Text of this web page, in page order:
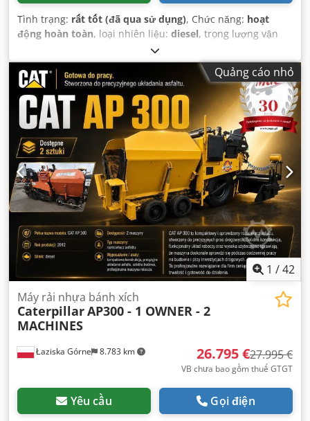
Tình trạng: rất tốt (đã qua sử dụng), Chức năng: hoạt
động hoàn toàn, loại nhiên liệu: diesel, trọng lượng vận
, Năm sản xuất:
h, Thiết bị:dải xích cao su,
Quảng cáo nhỏ
1 /42
Łaziska Górne 8.783 km
Máy rải nhựa bánh xích
CaterpillarAP300 - 1 OWNER - 2
MACHINES
26.795 €27.995 €
VB chưa bao gồm thuế GTGT
Yêu cầu Gọi điện